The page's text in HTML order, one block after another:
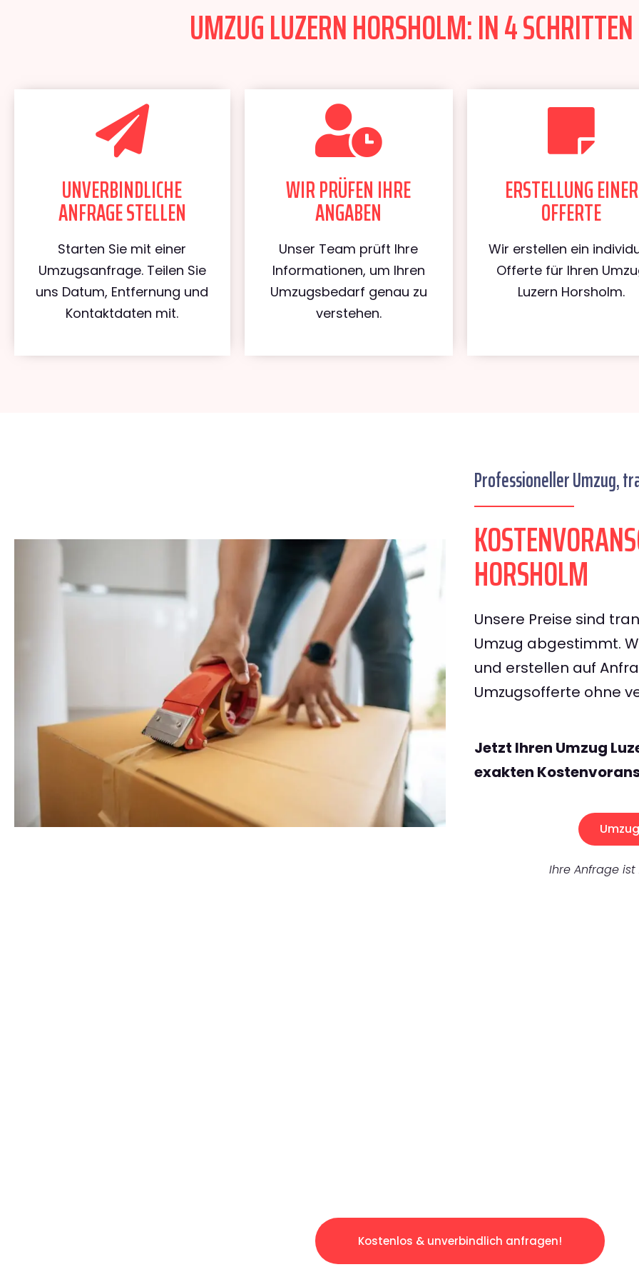
UMZUG LUZERN HORSHOLM: IN 4
UNVERBINDLICHE
ANFRAGE STELLEN
Starten Sie mit einer
Umzugsanfrage. Teilen Sie
uns Datum, Entfernung und
Kontaktdaten mit.
WIR PRÜFEN IHRE
ANGABEN
Unser Team prüft Ihre
Informationen, um Ihren
Umzugsbedarf genau zu
verstehen.
ERSTELLUNG EINER
OFFERTE
Wir erstellen ein
Offerte für Ihren
Luzern Horsholm.
Professioneller Umzug,
HORSHOLM
Unsere Preise sind
Umzug abgestimmt.
und erstellen auf
Umzugsofferte ohne
Jetzt Ihren Umzug
exakten
Ihre Anfrage ist
Kostenlos & unverbindlich anfragen!